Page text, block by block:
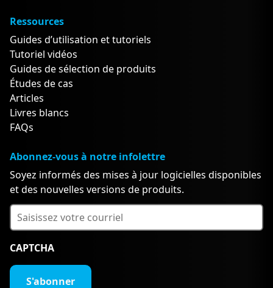
Ressources
Guides d’utilisation et tutoriels
Tutoriel vidéos
Guides de sélection de produits
Études de cas
Articles
Livres blancs
FAQs
Abonnez-vous à notre infolettre
Soyez informés des mises à jour logicielles disponibles
et des nouvelles versions de produits.
CAPTCHA